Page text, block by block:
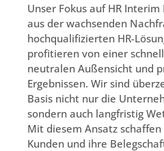
Unser Fokus auf HR
aus der wachsenden
hochqualifizierten HR-
profitieren von einer
neutralen Außensicht und
Ergebnissen. Wir sind
Basis nicht nur die
sondern auch langfristig
Mit diesem Ansatz
Kunden und ihre